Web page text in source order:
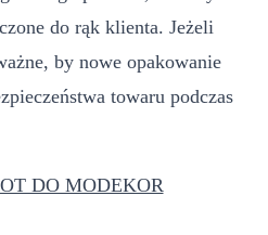
do rąk klienta. Jeżeli
by nowe opakowanie
towaru podczas
DO MODEKOR